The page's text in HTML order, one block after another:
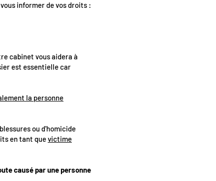
informer de vos droits :
cabinet vous aidera à
est essentielle car
la personne
ou d'homicide
en tant quevictime
causé par une personne